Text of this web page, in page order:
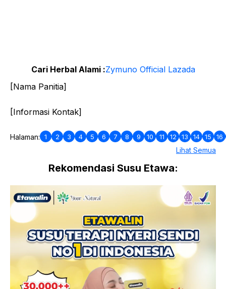
Cari Herbal Alami :Zymuno Official Lazada
[Nama Panitia]
[Informasi Kontak]
Halaman: 1 2 3 4 5 6 7 8 9 10 11 12 13 14 15 16
Lihat Semua
Rekomendasi Susu Etawa: